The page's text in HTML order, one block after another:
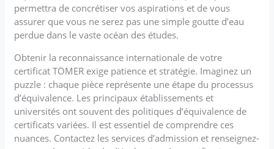
permettra de concrétiser vos aspirations et de vous
assurer que vous ne serez pas une simple goutte d’eau
perdue dans le vaste océan des études.
Obtenir la reconnaissance internationale de votre
certificat TÖMER exige patience et stratégie. Imaginez un
puzzle : chaque pièce représente une étape du processus
d’équivalence. Les principaux établissements et
universités ont souvent des politiques d’équivalence de
certificats variées. Il est essentiel de comprendre ces
nuances. Contactez les services d’admission et renseignez-